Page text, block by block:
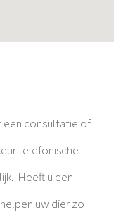
een consultatie of
telefonische
Heeft u een
uw dier zo